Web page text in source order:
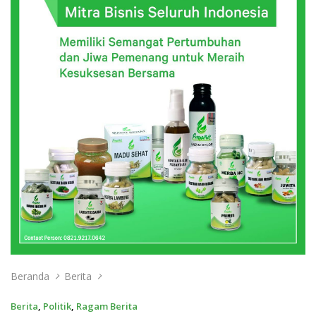
Beranda Berita
Berita, Politik, Ragam Berita